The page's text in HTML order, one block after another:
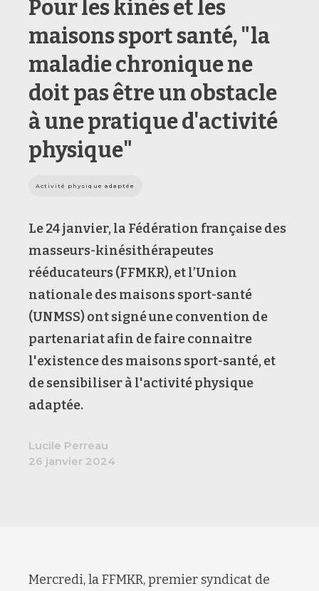
Pour les kinés et les
maisons sport santé, "la
maladie chronique ne
doit pas être un obstacle
à une pratique d'activité
physique"
Activité physique adaptée
Le 24 janvier, la Fédération française des
masseurs-kinésithérapeutes
rééducateurs (FFMKR), et l’Union
nationale des maisons sport-santé
(UNMSS) ont signé une convention de
partenariat afin de faire connaitre
l'existence des maisons sport-santé, et
de sensibiliser à l'activité physique
adaptée.
Lucile Perreau
26 janvier 2024
Mercredi, la FFMKR, premier syndicat de